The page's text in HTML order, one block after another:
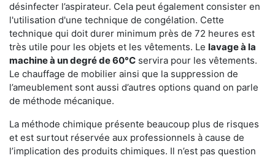
désinfecter l’aspirateur. Cela peut également consister en
l'utilisation d'une technique de congélation. Cette
technique qui doit durer minimum près de 72 heures est
très utile pour les objets et les vêtements. Le lavage à la
machine à un degré de 60°C servira pour les vêtements.
Le chauffage de mobilier ainsi que la suppression de
l’ameublement sont aussi d’autres options quand on parle
de méthode mécanique.
La méthode chimique présente beaucoup plus de risques
et est surtout réservée aux professionnels à cause de
l’implication des produits chimiques. Il n’est pas question